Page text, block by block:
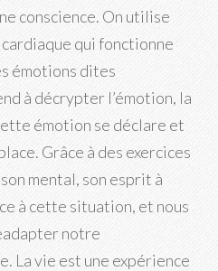
conscience. On utilise
qui fonctionne
émotions dites
à décrypter l’émotion, la
émotion se déclare et
Grâce à des exercices
mental, son esprit à
à cette situation, et nous
notre
La vie est une expérience